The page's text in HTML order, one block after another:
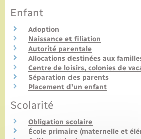
Enfant
Adoption
Naissance et filiation
Autorité parentale
Allocations destinées aux
Centre de loisirs, colonies de
Séparation des parents
Placement d'un enfant
Scolarité
Obligation scolaire
École primaire (maternelle et